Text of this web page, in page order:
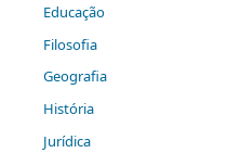
Educação
Filosofia
Geografia
História
Jurídica